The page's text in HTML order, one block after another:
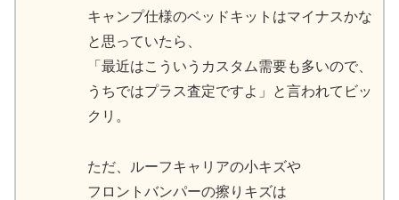
キャンプ仕様のベッドキットはマイナスかな
と思っていたら、
「最近はこういうカスタム需要も多いので、
うちではプラス査定ですよ」と言われてビッ
クリ。
ただ、ルーフキャリアの小キズや
フロントバンパーの擦りキズは